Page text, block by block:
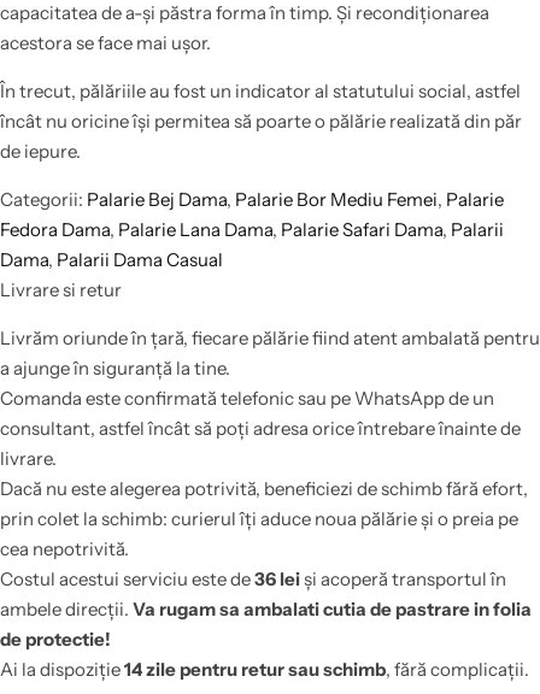
capacitatea de a-și păstra forma în timp. Și recondiționarea
acestora se face mai ușor.
În trecut, pălăriile au fost un indicator al statutului social, astfel
încât nu oricine își permitea să poarte o pălărie realizată din păr
de iepure.
Categorii: Palarie Bej Dama, Palarie Bor Mediu Femei, Palarie
Fedora Dama, Palarie Lana Dama, Palarie Safari Dama, Palarii
Dama, Palarii Dama Casual
Livrare si retur
Livrăm oriunde în țară, fiecare pălărie fiind atent ambalată pentru
a ajunge în siguranță la tine.
Comanda este confirmată telefonic sau pe WhatsApp de un
consultant, astfel încât să poți adresa orice întrebare înainte de
livrare.
Dacă nu este alegerea potrivită, beneficiezi de schimb fără efort,
prin colet la schimb: curierul îți aduce noua pălărie și o preia pe
cea nepotrivită.
Costul acestui serviciu este de36 leiși acoperă transportul în
ambele direcții. Va rugam sa ambalati cutia de pastrare in folia
de protectie!
Ai la dispoziție14 zile pentru retur sau schimb, fără complicații.